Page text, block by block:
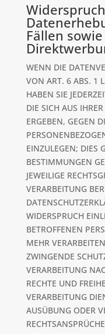
Fällen
WENN DIE
VON ART. 6 ABS. 1
HABEN SIE
DIE SICH AUS
ERGEBEN, GEGEN
EINZULEGEN; DIES
BESTIMMUNGEN
JEWEILIGE
VERARBEITUNG
WIDERSPRUCH
BETROFFENEN
MEHR
ZWINGENDE
VERARBEITUNG
RECHTE UND
VERARBEITUNG
AUSÜBUNG ODER